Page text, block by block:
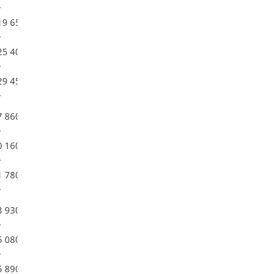
650
400
450
860
160
780
930
080
890